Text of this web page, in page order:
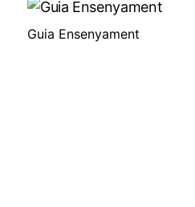
Guia Ensenyament